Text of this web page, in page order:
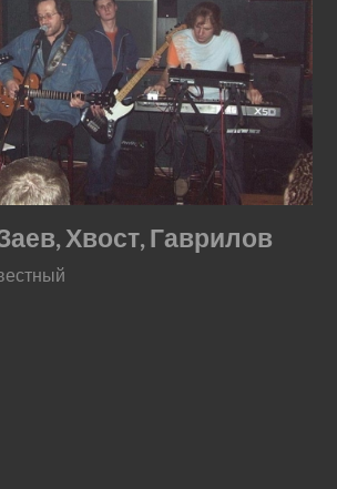
Хвост, Гаврилов